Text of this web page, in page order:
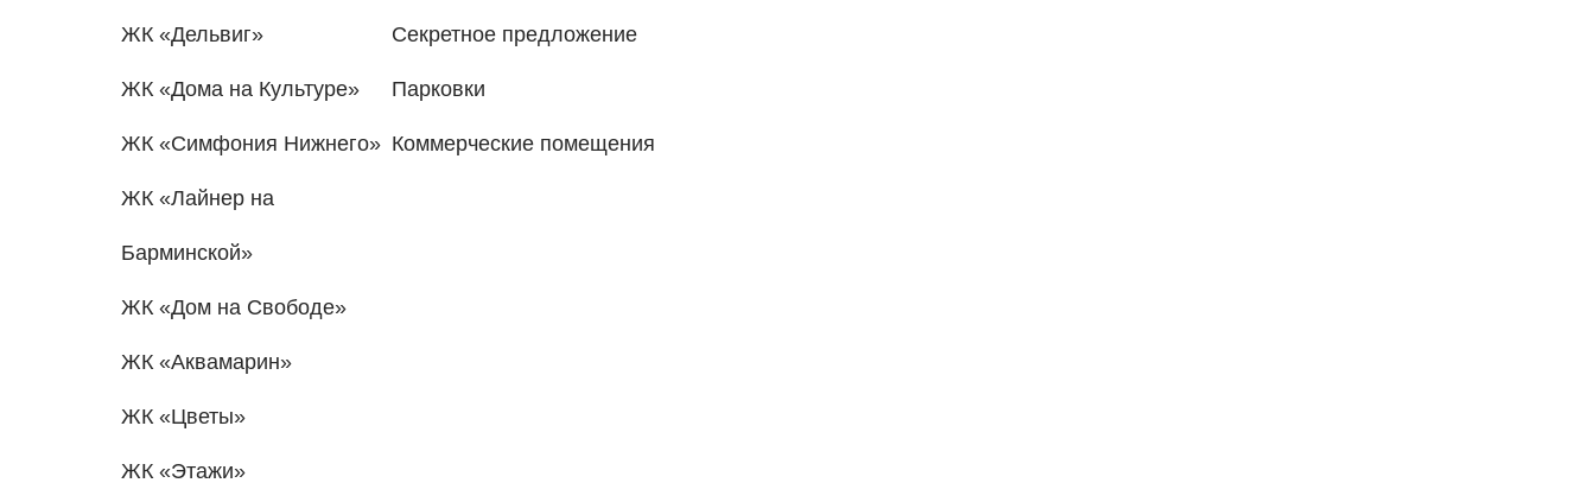
ЖК «Дельвиг»
ЖК «Дома на Культуре»
ЖК «Симфония Нижнего»
ЖК «Лайнер на
Барминской»
ЖК «Дом на Свободе»
ЖК «Аквамарин»
ЖК «Цветы»
ЖК «Этажи»
Секретное предложение
Парковки
Коммерческие помещения